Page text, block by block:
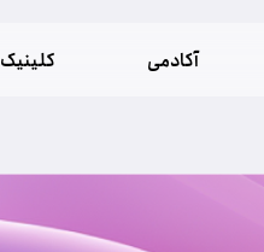
آکادمی کلینیک